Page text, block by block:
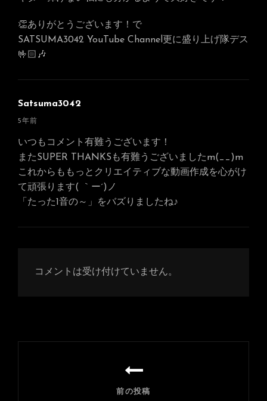
👏ありがとうございます！で
SATSUMA3042 YouTube Channel更に盛り上げ隊デス
🤟🏻🎶
Satsuma3042
さ
の
発
言:
5年前
いつもコメント有難うございます！
またSUPER THANKSも有難うございましたm(__)m
これからももっとクリエイティブな動画作成を心がけ
て頑張ります( ｀ー´)ノ
「たった1音の～」をバズりましたね♪
コメントは受け付けていません。
前の投稿